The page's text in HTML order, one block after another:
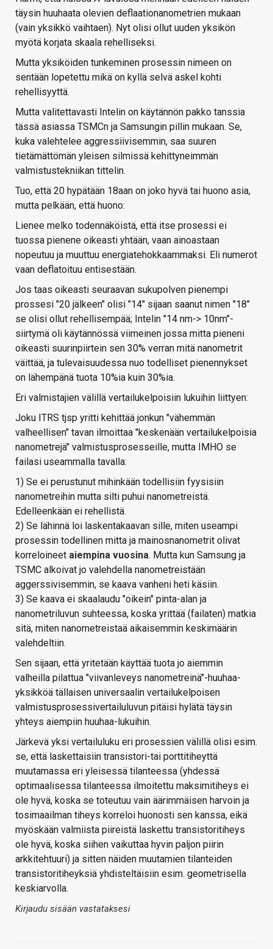
täysin huuhaata olevien deflaationanometrien mukaan
(vain yksikkö vaihtaen). Nyt olisi ollut uuden yksikön
myötä korjata skaala rehelliseksi.
Mutta yksiköiden tunkeminen prosessin nimeen on
sentään lopetettu mikä on kyllä selvä askel kohti
rehellisyyttä.
Mutta valitettavasti Intelin on käytännön pakko tanssia
tässä asiassa TSMCn ja Samsungin pillin mukaan. Se,
kuka valehtelee aggressiivisemmin, saa suuren
tietämättömän yleisen silmissä kehittyneimmän
valmistustekniikan tittelin.
Tuo, että 20 hypätään 18aan on joko hyvä tai huono asia,
mutta pelkään, että huono:
Lienee melko todennäköistä, että itse prosessi ei
tuossa pienene oikeasti yhtään, vaan ainoastaan
nopeutuu ja muuttuu energiatehokkaammaksi. Eli numerot
vaan deflatoituu entisestään.
Jos taas oikeasti seuraavan sukupolven pienempi
prossesi "20 jälkeen" olisi "14" sijaan saanut nimen "18"
se olisi ollut rehellisempää; Intelin "14 nm-> 10nm"-
siirtymä oli käytännössä viimeinen jossa mitta pieneni
oikeasti suurinpiirtein sen 30% verran mitä nanometrit
väittää, ja tulevaisuudessa nuo todelliset pienennykset
on lähempänä tuota 10%ia kuin 30%ia.
Eri valmistajien välillä vertailukelpoisiin lukuihin liittyen:
Joku ITRS tjsp yritti kehittää jonkun "vähemmän
valheellisen" tavan ilmoittaa "keskenään vertailukelpoisia
nanometrejä" valmistusprosesseille, mutta IMHO se
failasi useammalla tavalla:
1) Se ei perustunut mihinkään todellisiin fyysisiin
nanometreihin mutta silti puhui nanometreistä.
Edelleenkään ei rehellistä.
2) Se lähinnä loi laskentakaavan sille, miten useampi
prosessin todellinen mitta ja mainosnanometrit olivat
korreloineet aiempina vuosina. Mutta kun Samsung ja
TSMC alkoivat jo valehdella nanometreistään
aggerssivisemmin, se kaava vanheni heti käsiin.
3) Se kaava ei skaalaudu "oikein" pinta-alan ja
nanometriluvun suhteessa, koska yrittää (failaten) matkia
sitä, miten nanometreistaä aikaisemmin keskimäärin
valehdeltiin.
Sen sijaan, että yritetään käyttää tuota jo aiemmin
valheilla pilattua "viivanleveys nanometreinä"-huuhaa-
yksikköä tällaisen universaalin vertailukelpoisen
valmistusprosessivertailuluvun pitäisi hylätä täysin
yhteys aiempiin huuhaa-lukuihin.
Järkevä yksi vertailuluku eri prosessien välillä olisi esim.
se, että laskettaisiin transistori-tai porttitiheyttä
muutamassa eri yleisessä tilanteessa (yhdessä
optimaalisessa tilanteessa ilmoitettu maksimitiheys ei
ole hyvä, koska se toteutuu vain äärimmäisen harvoin ja
tosimaailman tiheys korreloi huonosti sen kanssa, eikä
myöskään valmiista piireistä laskettu transistoritiheys
ole hyvä, koska siihen vaikuttaa hyvin paljon piirin
arkkitehtuuri) ja sitten näiden muutamien tilanteiden
transistoritiheyksiä yhdisteltäisiin esim. geometrisella
keskiarvolla.
Kirjaudu sisään vastataksesi